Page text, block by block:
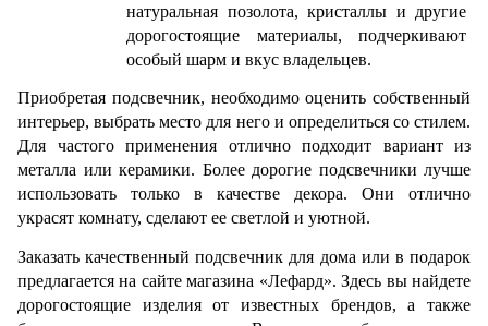
натуральная позолота, кристаллы и другие
дорогостоящие материалы, подчеркивают
особый шарм и вкус владельцев.
Приобретая подсвечник, необходимо оценить собственный
интерьер, выбрать место для него и определиться со стилем.
Для частого применения отлично подходит вариант из
металла или керамики. Более дорогие подсвечники лучше
использовать только в качестве декора. Они отлично
украсят комнату, сделают ее светлой и уютной.
Заказать качественный подсвечник для дома или в подарок
предлагается на сайте магазина «Лефард». Здесь вы найдете
дорогостоящие изделия от известных брендов, а также